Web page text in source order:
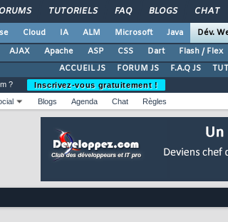
TUTORIELS FAQ BLOGS CHAT
Cloud IA ALM Microsoft Java Dév.
AJAX Apache ASP CSS Dart Flash / Flex
ACCUEIL JS
FORUM JS F.A.Q JS
?
Inscrivez-vous gratuitement !
Blogs Agenda Chat Règles